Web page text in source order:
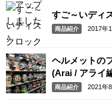
すご～いディ
商品紹介 2017年
ヘルメットの
(Arai / アライ
商品紹介 2021年